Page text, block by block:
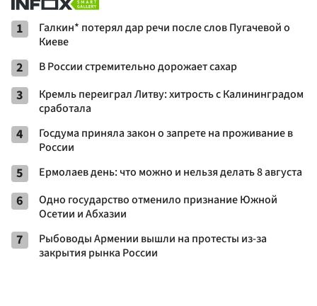
1
Галкин* потерял дар речи после слов Пугачевой о
Киеве
2 В России стремительно дорожает сахар
3
Кремль переиграл Литву: хитрость с Калининградом
сработала
4
Госдума приняла закон о запрете на проживание в
России
5 Ермолаев день: что можно и нельзя делать 8 августа
6
Одно государство отменило признание Южной
Осетии и Абхазии
7
Рыбоводы Армении вышли на протесты из-за
закрытия рынка России